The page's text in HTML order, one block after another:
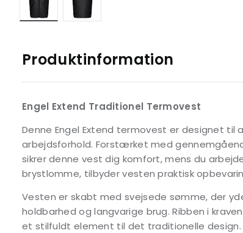
Produktinformation
Engel Extend Traditionel Termovest
Denne Engel Extend termovest er designet til
arbejdsforhold. Forstærket med
sikrer denne vest dig komfort, mens du
brystlomme, tilbyder vesten praktisk
Vesten er skabt med svejsede sømme, der
holdbarhed og langvarige brug. Ribben i
et stilfuldt element til det traditionelle